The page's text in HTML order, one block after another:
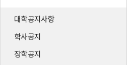
대학공지사항
학사공지
장학공지